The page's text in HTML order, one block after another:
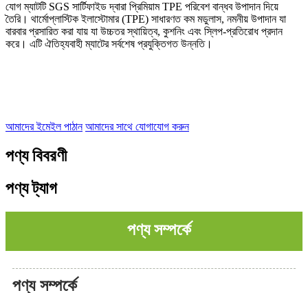
যোগ ম্যাটটি SGS সার্টিফাইড দ্বারা প্রিমিয়াম TPE পরিবেশ বান্ধব উপাদান দিয়ে
তৈরি। থার্মোপ্লাস্টিক ইলাস্টোমার (TPE) সাধারণত কম মডুলাস, নমনীয় উপাদান যা
বারবার প্রসারিত করা যায় যা উচ্চতর স্থায়িত্ব, কুশনিং এবং স্লিপ-প্রতিরোধ প্রদান
করে। এটি ঐতিহ্যবাহী ম্যাটের সর্বশেষ প্রযুক্তিগত উন্নতি।
আমাদের ইমেইল পাঠান আমাদের সাথে যোগাযোগ করুন
পণ্য বিবরণী
পণ্য ট্যাগ
পণ্য সম্পর্কে
পণ্য সম্পর্কে